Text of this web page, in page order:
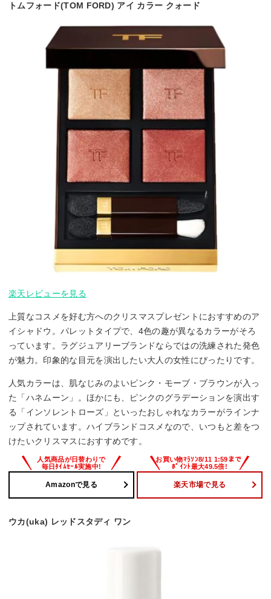
トムフォード(TOM FORD) アイ カラー クォード
楽天レビューを見る
上質なコスメを好む方へのクリスマスプレゼントにおすすめのア
イシャドウ。パレットタイプで、4色の趣が異なるカラーがそろ
っています。ラグジュアリーブランドならではの洗練された発色
が魅力。印象的な目元を演出したい大人の女性にぴったりです。
人気カラーは、肌なじみのよいピンク・モーブ・ブラウンが入っ
た「ハネムーン」。ほかにも、ピンクのグラデーションを演出す
る「インソレントローズ」といったおしゃれなカラーがラインナ
ップされています。ハイブランドコスメなので、いつもと差をつ
けたいクリスマスにおすすめです。
Amazonで見る 楽天市場で見る
ウカ(uka) レッドスタディ ワン